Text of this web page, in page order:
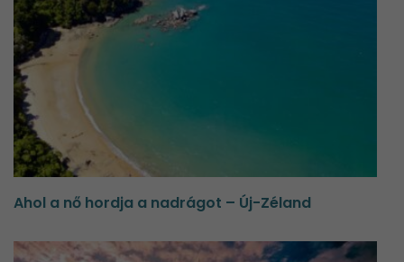
Ahol a nő hordja a nadrágot – Új-Zéland